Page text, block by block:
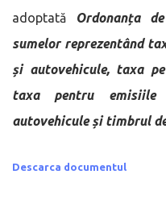
adoptată Ordonanța
sumelor reprezentând
și autovehicule, taxa
taxa pentru
autovehicule și timbrul
Descarca documentul